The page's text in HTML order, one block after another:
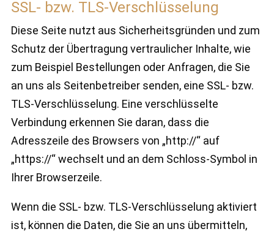
SSL- bzw. TLS-Verschlüsselung
Diese Seite nutzt aus Sicherheitsgründen und zum
Schutz der Übertragung vertraulicher Inhalte, wie
zum Beispiel Bestellungen oder Anfragen, die Sie
an uns als Seitenbetreiber senden, eine SSL- bzw.
TLS-Verschlüsselung. Eine verschlüsselte
Verbindung erkennen Sie daran, dass die
Adresszeile des Browsers von „http://“ auf
„https://“ wechselt und an dem Schloss-Symbol in
Ihrer Browserzeile.
Wenn die SSL- bzw. TLS-Verschlüsselung aktiviert
ist, können die Daten, die Sie an uns übermitteln,